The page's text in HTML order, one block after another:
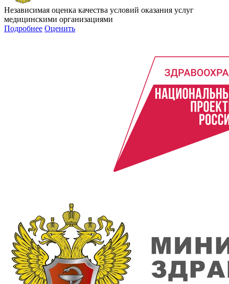
Независимая оценка качества условий оказания услуг
медицинскими организациями
Подробнее Оценить